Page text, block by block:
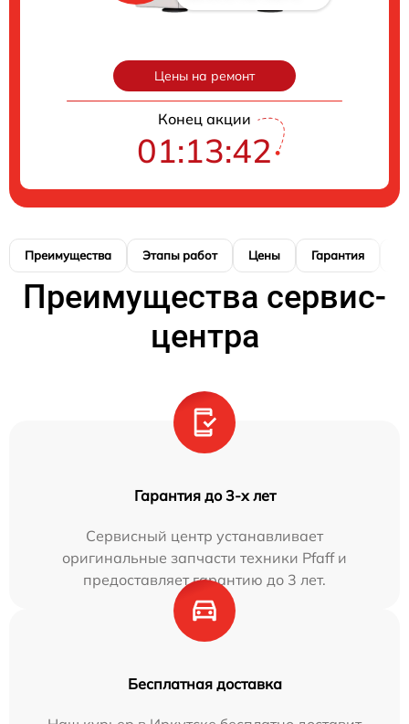
Цены на ремонт
Конец акции
01:13:41
Преимущества Этапы работ Цены Гарантия
Преимущества сервис-
центра
Гарантия до 3-х лет
Сервисный центр устанавливает
оригинальные запчасти техники Pfaff и
предоставляет гарантию до 3 лет.
Бесплатная доставка